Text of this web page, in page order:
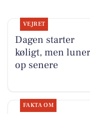
VEJRET
Dagen starter
køligt, men luner
op senere
FAKTA OM